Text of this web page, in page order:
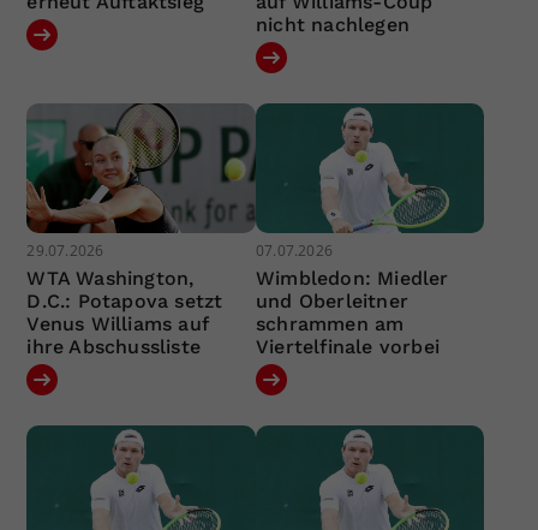
nicht nachlegen
29.07.2026
WTA Washington,
D.C.: Potapova setzt
Venus Williams auf
ihre Abschussliste
07.07.2026
Wimbledon: Miedler
und Oberleitner
schrammen am
Viertelfinale vorbei